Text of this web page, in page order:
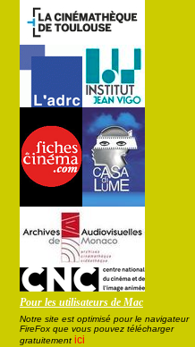
Pour les utilisateurs de Mac
Notre site est optimisé pour le navigateur
FireFox que vous pouvez télécharger
gratuitement ici